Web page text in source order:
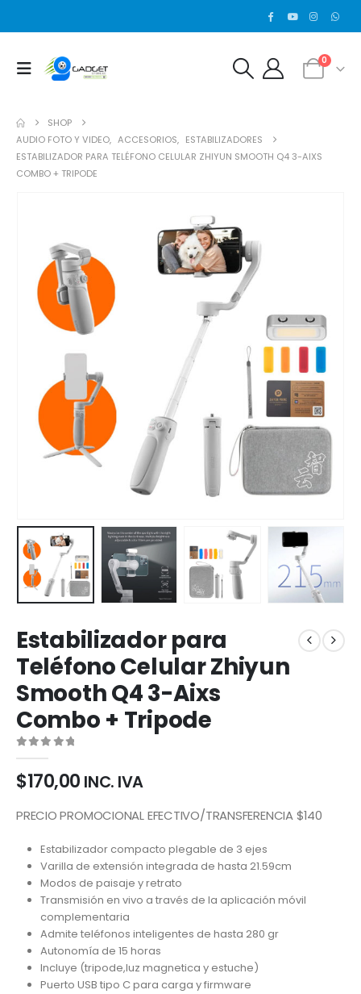
0
SHOP
AUDIO FOTO Y VIDEO, ACCESORIOS, ESTABILIZADORES
ESTABILIZADOR PARA TELÉFONO CELULAR ZHIYUN SMOOTH Q4 3-AIXS
COMBO + TRIPODE
Estabilizador para
Teléfono Celular Zhiyun
Smooth Q4 3-Aixs
Combo + Tripode
0out of 5
$170,00 INC. IVA
PRECIO PROMOCIONAL EFECTIVO/TRANSFERENCIA $140
Estabilizador compacto plegable de 3 ejes
Varilla de extensión integrada de hasta 21.59cm
Modos de paisaje y retrato
Transmisión en vivo a través de la aplicación móvil
complementaria
Admite teléfonos inteligentes de hasta 280 gr
Autonomía de 15 horas
Incluye (tripode,luz magnetica y estuche)
Puerto USB tipo C para carga y firmware